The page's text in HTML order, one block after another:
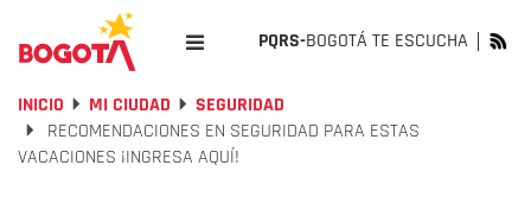
PQRS-BOGOTÁ TE ESCUCHA
INICIO MI CIUDAD
SEGURIDAD
RECOMENDACIONES EN SEGURIDAD PARA ESTAS
VACACIONES ¡INGRESA AQUÍ!